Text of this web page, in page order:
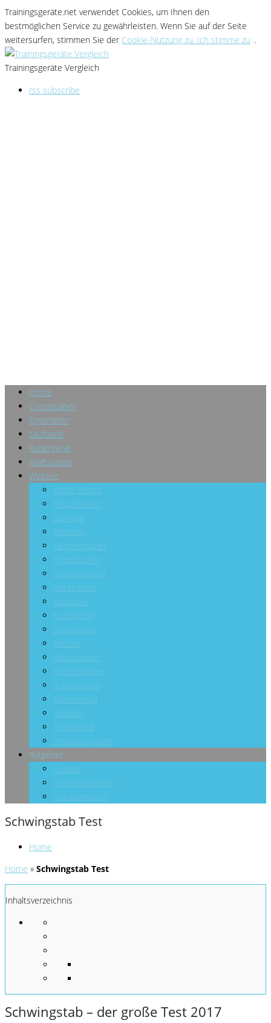
Trainingsgeräte.net verwendet Cookies, um Ihnen den
bestmöglichen Service zu gewährleisten. Wenn Sie auf der Seite
weitersurfen, stimmen Sie der Cookie-Nutzung zu. Ich stimme zu ..
Trainingsgeräte Vergleich
rss subscribe
Home
Crosstrainer
Ergometer
Laufband
Rudergerät
Kraftstation
Weitere
Battle Ropes
Bauchtrainer
Blackroll
Boxsack
Ellipsentrainer
Eiweißpulver
Gymnastikball
Hantelbank
Kettlebell
Kurzhantel
Langhantel
Pulsuhr
Rollentrainer
Rückentrainer
Schwingstab
Spinningrad
Stepper
Theraband
Vibrationsplatte
Ratgeber
Muskel
Fitnessübungen
Ausdauersport
Schwingstab Test
Home
Home » Schwingstab Test
Inhaltsverzeichnis
Schwingstab – der große Test 2017